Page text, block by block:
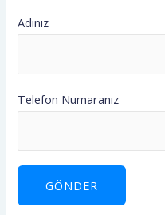
:Adınız
Telefon Numaranız